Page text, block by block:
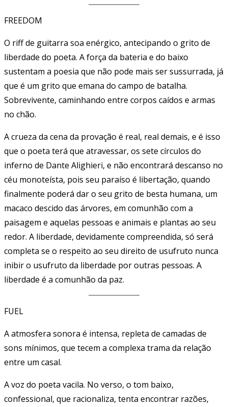
FREEDOM
O riff de guitarra soa enérgico, antecipando o grito de
liberdade do poeta. A força da bateria e do baixo
sustentam a poesia que não pode mais ser sussurrada, já
que é um grito que emana do campo de batalha.
Sobrevivente, caminhando entre corpos caídos e armas
no chão.
A crueza da cena da provação é real, real demais, e é isso
que o poeta terá que atravessar, os sete círculos do
inferno de Dante Alighieri, e não encontrará descanso no
céu monoteísta, pois seu paraíso é libertação, quando
finalmente poderá dar o seu grito de besta humana, um
macaco descido das árvores, em comunhão com a
paisagem e aquelas pessoas e animais e plantas ao seu
redor. A liberdade, devidamente compreendida, só será
completa se o respeito ao seu direito de usufruto nunca
inibir o usufruto da liberdade por outras pessoas. A
liberdade é a comunhão da paz.
FUEL
A atmosfera sonora é intensa, repleta de camadas de
sons mínimos, que tecem a complexa trama da relação
entre um casal.
A voz do poeta vacila. No verso, o tom baixo,
confessional, que racionaliza, tenta encontrar razões,